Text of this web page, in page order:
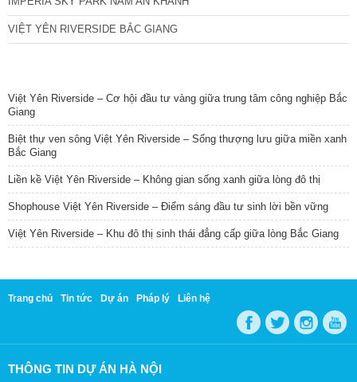
VIỆT YÊN RIVERSIDE BẮC GIANG
Việt Yên Riverside – Cơ hội đầu tư vàng giữa trung tâm công nghiệp Bắc
Giang
Biệt thự ven sông Việt Yên Riverside – Sống thượng lưu giữa miền xanh
Bắc Giang
Liền kề Việt Yên Riverside – Không gian sống xanh giữa lòng đô thị
Shophouse Việt Yên Riverside – Điểm sáng đầu tư sinh lời bền vững
Việt Yên Riverside – Khu đô thị sinh thái đẳng cấp giữa lòng Bắc Giang
Trang chủ Tin tức Dự án Pháp lý Liên hệ
THÔNG TIN DỰ ÁN HÀ NỘI